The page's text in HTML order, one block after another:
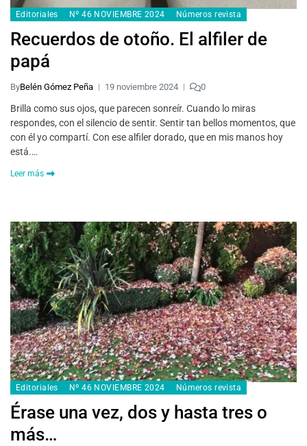
Editoriales Nº 46 NOVIEMBRE 2024 Números revista
Recuerdos de otoño. El alfiler de
papá
ByBelén Gómez Peña 19 noviembre 2024 0
Brilla como sus ojos, que parecen sonreír. Cuando lo miras
respondes, con el silencio de sentir. Sentir tan bellos momentos, que
con él yo compartí. Con ese alfiler dorado, que en mis manos hoy
está.…
Leer más
Editoriales Nº 46 NOVIEMBRE 2024 Números revista
Érase una vez, dos y hasta tres o
más…